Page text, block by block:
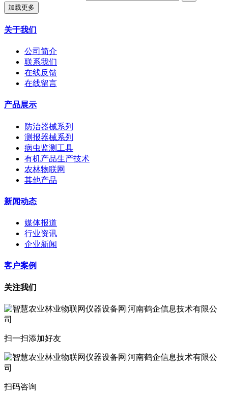
加载更多
关于我们
公司简介
联系我们
在线反馈
在线留言
产品展示
防治器械系列
测报器械系列
病虫监测工具
有机产品生产技术
农林物联网
其他产品
新闻动态
媒体报道
行业资讯
企业新闻
客户案例
关注我们
扫一扫添加好友
扫码咨询